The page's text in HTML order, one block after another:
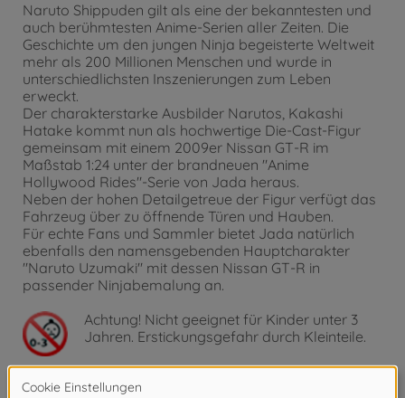
Naruto Shippuden gilt als eine der bekanntesten und
auch berühmtesten Anime-Serien aller Zeiten. Die
Geschichte um den jungen Ninja begeisterte Weltweit
mehr als 200 Millionen Menschen und wurde in
unterschiedlichsten Inszenierungen zum Leben
erweckt.
Der charakterstarke Ausbilder Narutos, Kakashi
Hatake kommt nun als hochwertige Die-Cast-Figur
gemeinsam mit einem 2009er Nissan GT-R im
Maßstab 1:24 unter der brandneuen "Anime
Hollywood Rides"-Serie von Jada heraus.
Neben der hohen Detailgetreue der Figur verfügt das
Fahrzeug über zu öffnende Türen und Hauben.
Für echte Fans und Sammler bietet Jada natürlich
ebenfalls den namensgebenden Hauptcharakter
"Naruto Uzumaki" mit dessen Nissan GT-R in
passender Ninjabemalung an.
Achtung! Nicht geeignet für Kinder unter 3
Jahren. Erstickungsgefahr durch Kleinteile.